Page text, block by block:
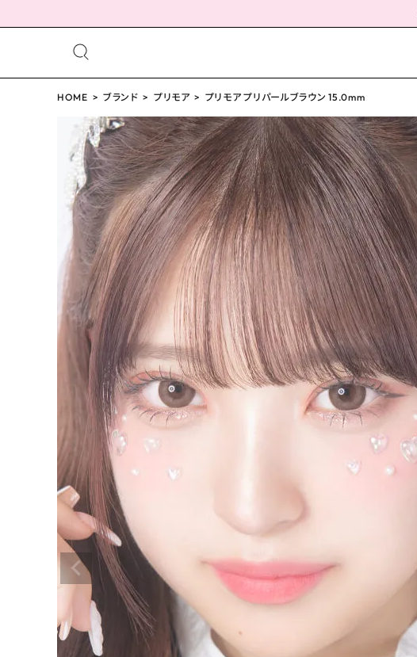
ログイン person 会員登録
プリモア プリパールブラウン 15.0m
1,650(税込)
配送方法について
発送について
お支払い方法について
お買い物ガイド
HOME ブランド プリモア プリモア プリパールブラウン 15.0mm